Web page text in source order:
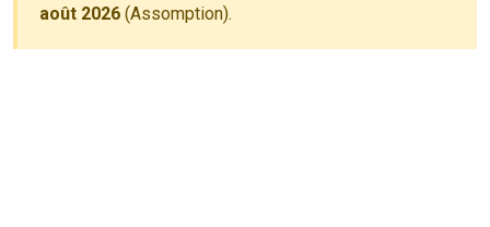
août 2026 (Assomption).